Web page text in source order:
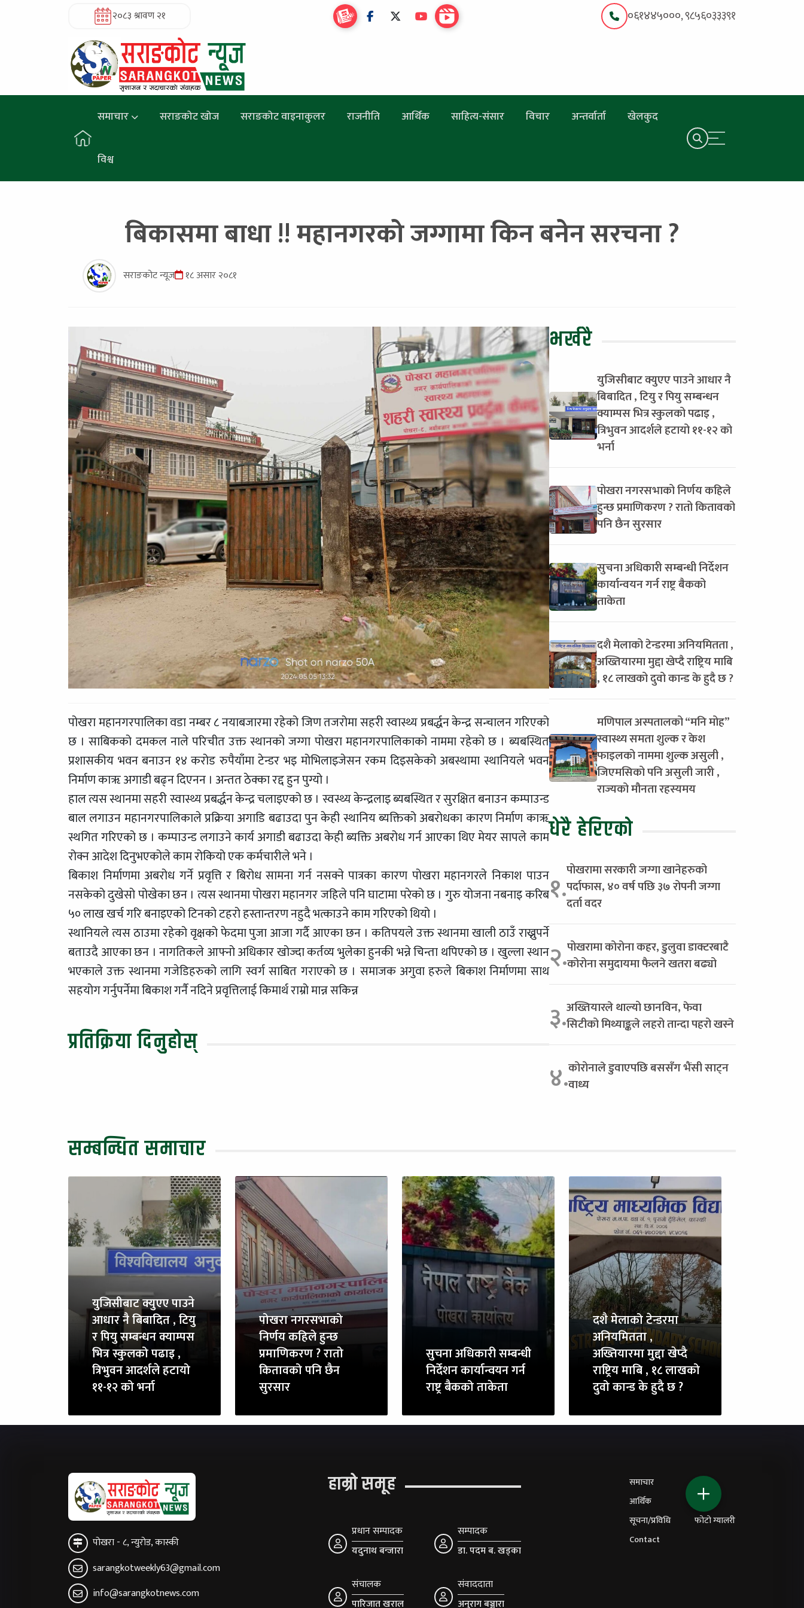
२०८३ श्रावण २१ ०६१४४५०००, ९८५६०३३३९१
समाचार सराङकोट खोज सराङकोट वाइनाकुलर राजनीति आर्थिक साहित्य-संसार विचार अन्तर्वार्ता खेलकुद
विश्व
बिकासमा बाधा !! महानगरको जग्गामा किन बनेन सरचना ?
सराङकोट न्यूज १८ असार २०८१
पोखरा महानगरपालिका वडा नम्बर ८ नयाबजारमा रहेको जिण तजरोमा सहरी स्वास्थ्य प्रबर्द्धन केन्द्र सन्चालन गरिएको
छ । साबिकको दमकल नाले परिचीत उक्त स्थानको जग्गा पोखरा महानगरपालिकाको नाममा रहेको छ । ब्यबस्थित
प्रशासकीय भवन बनाउन १४ करोड रुपैयाँमा टेन्डर भइ मोभिलाइजेसन रकम दिइसकेको अबस्थामा स्थानियले भवन
निर्माण काॠ अगाडी बढ्न दिएनन । अन्तत ठेक्का रद्द हुन पुग्यो ।
हाल त्यस स्थानमा सहरी स्वास्थ्य प्रबर्द्धन केन्द्र चलाइएको छ । स्वस्थ्य केन्द्रलाइ ब्यबस्थित र सुरक्षित बनाउन कम्पाउन्ड
बाल लगाउन महानगरपालिकाले प्रक्रिया अगाडि बढाउदा पुन केही स्थानिय ब्यक्तिको अबरोधका कारण निर्माण काॠ
स्थगित गरिएको छ । कम्पाउन्ड लगाउने कार्य अगाडी बढाउदा केही ब्यक्ति अबरोध गर्न आएका थिए मेयर सापले काम
रोक्न आदेश दिनुभएकोले काम रोकियो एक कर्मचारीले भने ।
बिकाश निर्माणमा अबरोध गर्ने प्रवृत्ति र बिरोध सामना गर्न नसक्ने पात्रका कारण पोखरा महानगरले निकाश पाउन
नसकेको दुखेसो पोखेका छन । त्यस स्थानमा पोखरा महानगर जहिले पनि घाटामा परेको छ । गुरु योजना नबनाइ करिब
५० लाख खर्च गरि बनाइएको टिनको टहरो हस्तान्तरण नहुदै भत्काउने काम गरिएको थियो ।
स्थानियले त्यस ठाउमा रहेको वृक्षको फेदमा पुजा आजा गर्दै आएका छन । कतिपयले उक्त स्थानमा खाली ठाउँ राख्नुपर्ने
बताउदै आएका छन । नागतिकले आफ्नो अधिकार खोज्दा कर्तव्य भुलेका हुनकी भन्ने चिन्ता थपिएको छ । खुल्ला स्थान
भएकाले उक्त स्थानमा गजेडिहरुको लागि स्वर्ग साबित गराएको छ । समाजक अगुवा हरुले बिकाश निर्माणमा साथ
सहयोग गर्नुपर्नेमा बिकाश गर्नै नदिने प्रवृत्तिलाई किमार्थ राम्रो मान्न सकिन्न
प्रतिक्रिया दिनुहोस्
भर्खरै
युजिसीबाट क्युएए पाउने आधार नै
बिबादित , टियु र पियु सम्बन्धन
क्याम्पस भित्र स्कुलको पढाइ ,
त्रिभुवन आदर्शले हटायो ११-१२ को
भर्ना
पोखरा नगरसभाको निर्णय कहिले
हुन्छ प्रमाणिकरण ? रातो कितावको
पनि छैन सुरसार
सुचना अधिकारी सम्बन्धी निर्देशन
कार्यान्वयन गर्न राष्ट्र बैकको
ताकेता
दशै मेलाको टेन्डरमा अनियमितता ,
अख्तियारमा मुद्दा खेप्दै राष्ट्रिय माबि
, १८ लाखको दुवो कान्ड के हुदै छ ?
मणिपाल अस्पतालको “मनि मोह”
स्वास्थ्य समता शुल्क र केश
फाइलको नाममा शुल्क असुली ,
जिएमसिको पनि असुली जारी ,
राज्यको मौनता रहस्यमय
धेरै हेरिएको
१.पोखरामा सरकारी जग्गा खानेहरुको
पर्दाफास, ४० वर्ष पछि ३७ रोपनी जग्गा
दर्ता वदर
२.पोखरामा कोरोना कहर, डुलुवा डाक्टरबाटै
कोरोना समुदायमा फैलने खतरा बढ्यो
३.अख्तियारले थाल्यो छानविन, फेवा
सिटीको मिथ्याङ्कले लहरो तान्दा पहरो खस्ने
४.कोरोनाले डुवाएपछि बससँग भैंसी साट्न
वाध्य
सम्बन्धित समाचार
युजिसीबाट क्युएए पाउने
आधार नै बिबादित , टियु
र पियु सम्बन्धन क्याम्पस
भित्र स्कुलको पढाइ ,
त्रिभुवन आदर्शले हटायो
११-१२ को भर्ना
पोखरा नगरसभाको
निर्णय कहिले हुन्छ
प्रमाणिकरण ? रातो
कितावको पनि छैन
सुरसार
सुचना अधिकारी सम्बन्धी
निर्देशन कार्यान्वयन गर्न
राष्ट्र बैकको ताकेता
दशै मेलाको टेन्डरमा
अनियमितता ,
अख्तियारमा मुद्दा खेप्दै
राष्ट्रिय माबि , १८ लाखको
दुवो कान्ड के हुदै छ ?
पोखरा - ८, न्युरोड, कास्की
sarangkotweekly63@gmail.com
info@sarangkotnews.com
हाम्रो समूह
प्रधान सम्पादक
यदुनाथ बन्जारा
सम्पादक
डा. पदम ब. खड्का
संचालक
पारिजात खराल
संवाददाता
अनुराग बञ्जारा
समाचार
शिक्षा
आर्थिक
विचार
सूचना/प्रविधि
फोटो ग्यालरी
Contact